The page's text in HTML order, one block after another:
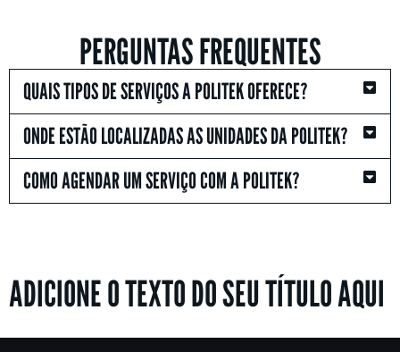
PERGUNTAS FREQUENTES
QUAIS TIPOS DE SERVIÇOS A POLITEK OFERECE?
ONDE ESTÃO LOCALIZADAS AS UNIDADES DA POLITEK?
COMO AGENDAR UM SERVIÇO COM A POLITEK?
ADICIONE O TEXTO DO SEU TÍTULO AQUI